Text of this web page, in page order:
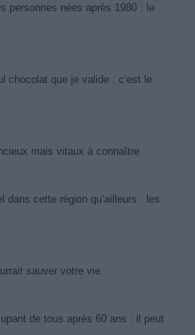
personnes nées après 1980 : le
chocolat que je valide : c’est le
mais vitaux à connaître
dans cette région qu’ailleurs : les
sauver votre vie
de tous après 60 ans : il peut